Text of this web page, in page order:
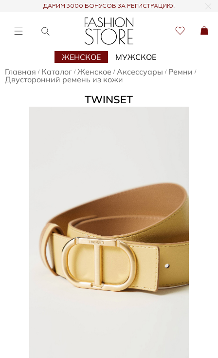
ДАРИМ 3000 БОНУСОВ ЗА РЕГИСТРАЦИЮ!
ЖЕНСКОЕ
МУЖСКОЕ
Главная / Каталог / Женское / Аксессуары / Ремни /
Двусторонний ремень из кожи
TWINSET